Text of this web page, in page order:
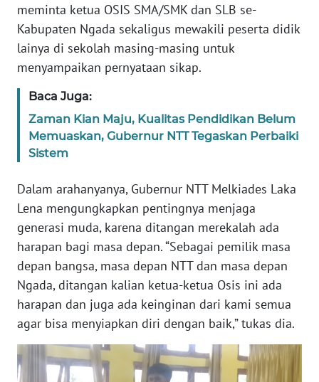
meminta ketua OSIS SMA/SMK dan SLB se-
Kabupaten Ngada sekaligus mewakili peserta didik
lainya di sekolah masing-masing untuk
menyampaikan pernyataan sikap.
Baca Juga:
Zaman Kian Maju, Kualitas Pendidikan Belum
Memuaskan, Gubernur NTT Tegaskan Perbaiki
Sistem
Dalam arahanyanya, Gubernur NTT Melkiades Laka
Lena mengungkapkan pentingnya menjaga
generasi muda, karena ditangan merekalah ada
harapan bagi masa depan. “Sebagai pemilik masa
depan bangsa, masa depan NTT dan masa depan
Ngada, ditangan kalian ketua-ketua Osis ini ada
harapan dan juga ada keinginan dari kami semua
agar bisa menyiapkan diri dengan baik,” tukas dia.
KARIR
DISCLAIMER
Wahana
Regional
WN
WN
JABAR
WN
BANTEN
WN